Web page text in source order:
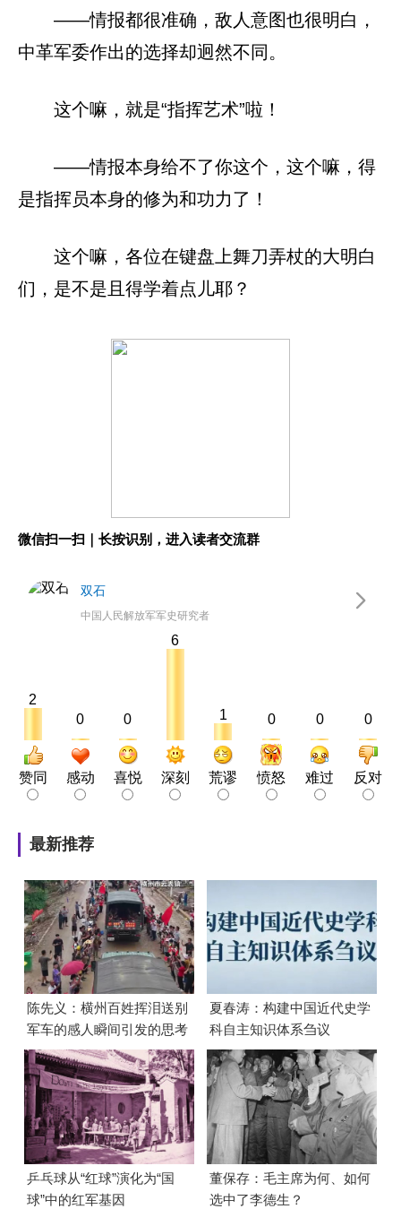
——情报都很准确，敌人意图也很明白，
中革军委作出的选择却迥然不同。
这个嘛，就是“指挥艺术”啦！
——情报本身给不了你这个，这个嘛，得
是指挥员本身的修为和功力了！
这个嘛，各位在键盘上舞刀弄杖的大明白
们，是不是且得学着点儿耶？
微信扫一扫｜长按识别，进入读者交流群
双石
中国人民解放军军史研究者
2
赞同
0
感动
0
喜悦
6
深刻
1
荒谬
0
愤怒
0
难过
0
反对
最新推荐
陈先义：横州百姓挥泪送别
军车的感人瞬间引发的思考
夏春涛：构建中国近代史学
科自主知识体系刍议
乒乓球从“红球”演化为“国
球”中的红军基因
董保存：毛主席为何、如何
选中了李德生？